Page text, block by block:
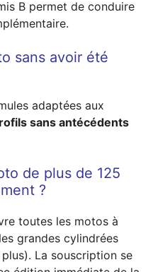
B permet de conduire
sans avoir été
adaptées aux
sans antécédents
de plus de 125
?
toutes les motos à
grandes cylindrées
La souscription se